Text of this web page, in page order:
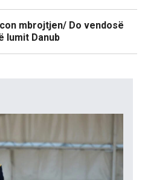
mbrojtjen/ Do vendosë
lumit Danub